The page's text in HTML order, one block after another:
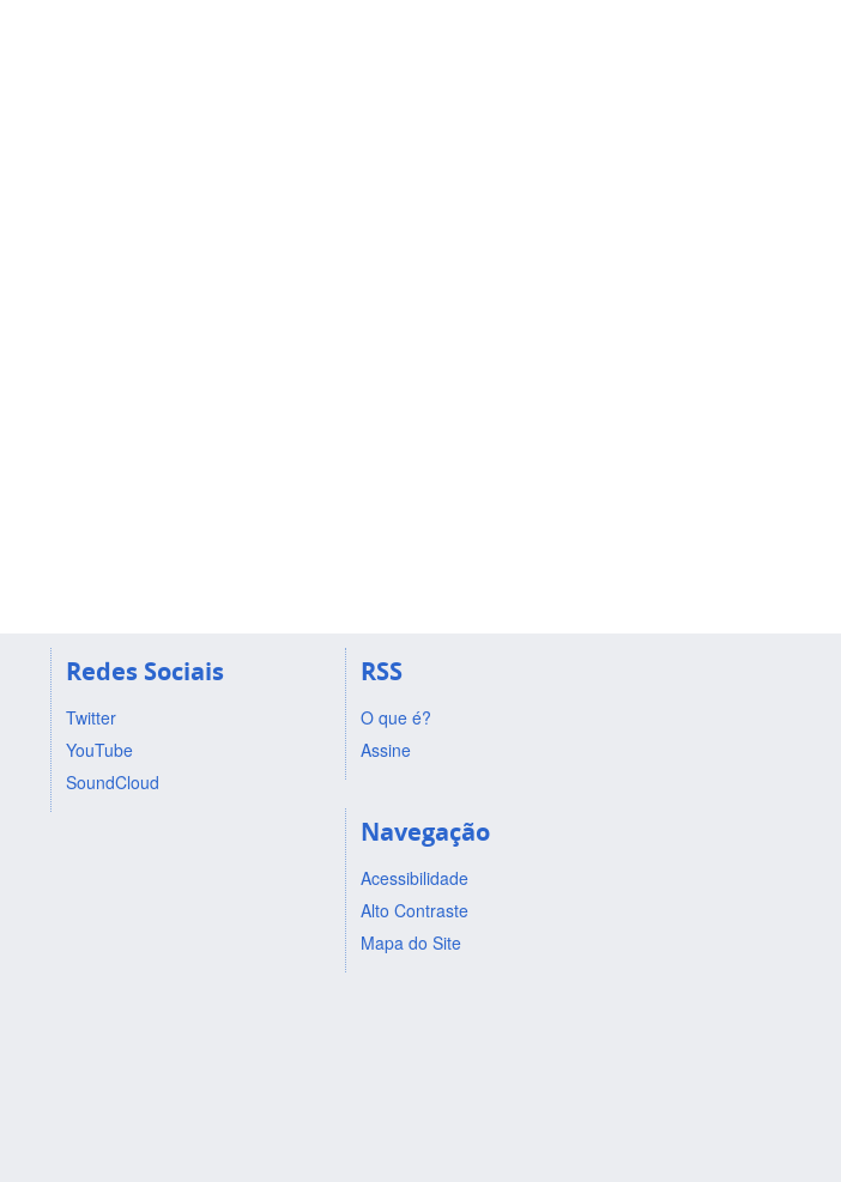
Redes Sociais
Twitter
YouTube
SoundCloud
RSS
O que é?
Assine
Navegação
Acessibilidade
Alto Contraste
Mapa do Site